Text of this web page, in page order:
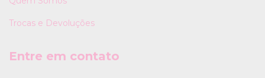
Trocas e Devoluções
Entre em contato